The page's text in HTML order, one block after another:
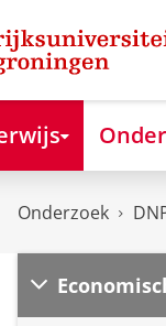
Onderzoek